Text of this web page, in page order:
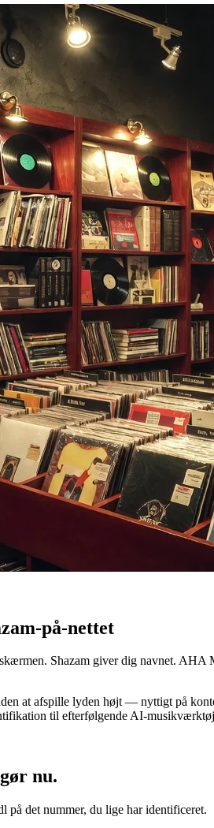
på-nettet
Shazam giver dig navnet.
at afspille lyden højt — nyttigt på
til efterfølgende AI-
nu.
det nummer, du lige har identificeret.